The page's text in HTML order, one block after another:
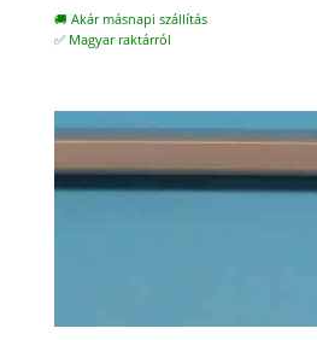
🚚 Akár másnapi szállítás
✅ Magyar raktárról